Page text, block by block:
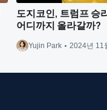
도지코인, 트럼프 승
어디까지 올라갈까?
Yujin Park 2024년 11